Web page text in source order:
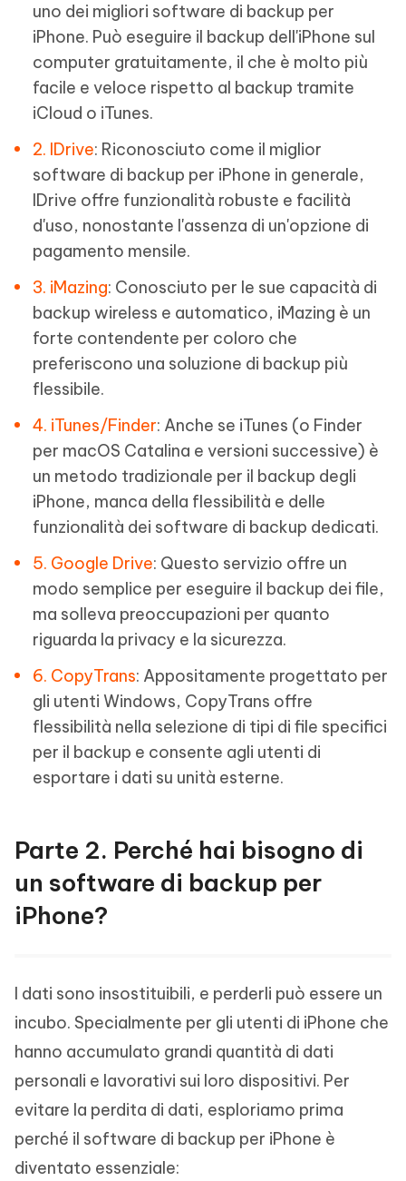
uno dei migliori software di backup per
iPhone. Può eseguire il backup dell'iPhone sul
computer gratuitamente, il che è molto più
facile e veloce rispetto al backup tramite
iCloud o iTunes.
2. IDrive: Riconosciuto come il miglior
software di backup per iPhone in generale,
IDrive offre funzionalità robuste e facilità
d'uso, nonostante l'assenza di un'opzione di
pagamento mensile.
3. iMazing: Conosciuto per le sue capacità di
backup wireless e automatico, iMazing è un
forte contendente per coloro che
preferiscono una soluzione di backup più
flessibile.
4. iTunes/Finder: Anche se iTunes (o Finder
per macOS Catalina e versioni successive) è
un metodo tradizionale per il backup degli
iPhone, manca della flessibilità e delle
funzionalità dei software di backup dedicati.
5. Google Drive: Questo servizio offre un
modo semplice per eseguire il backup dei file,
ma solleva preoccupazioni per quanto
riguarda la privacy e la sicurezza.
6. CopyTrans: Appositamente progettato per
gli utenti Windows, CopyTrans offre
flessibilità nella selezione di tipi di file specifici
per il backup e consente agli utenti di
esportare i dati su unità esterne.
Parte 2. Perché hai bisogno di
un software di backup per
iPhone?
I dati sono insostituibili, e perderli può essere un
incubo. Specialmente per gli utenti di iPhone che
hanno accumulato grandi quantità di dati
personali e lavorativi sui loro dispositivi. Per
evitare la perdita di dati, esploriamo prima
perché il software di backup per iPhone è
diventato essenziale: